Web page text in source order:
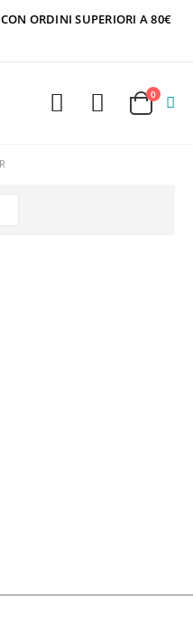
ORDINI SUPERIORI A 80€
0